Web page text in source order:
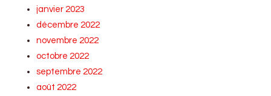
janvier 2023
décembre 2022
novembre 2022
octobre 2022
septembre 2022
août 2022